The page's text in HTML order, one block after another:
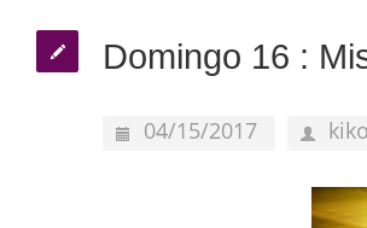
Domingo 16 :
04/15/2017 kiko